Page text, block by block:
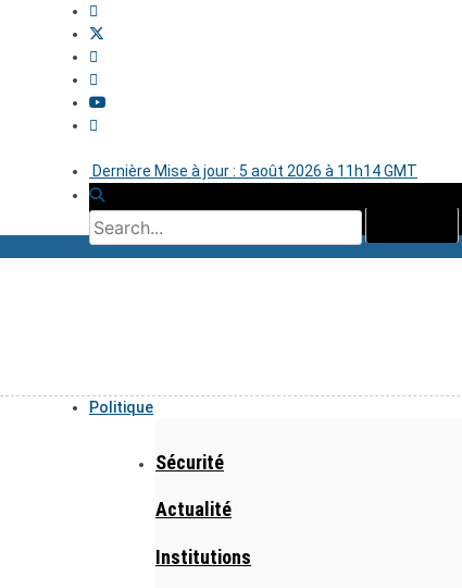
Dernière Mise à jour : 5 août 2026 à 11h14 GMT
Politique
Sécurité
Actualité
Institutions